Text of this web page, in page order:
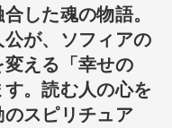
した魂の物語。
が、ソフィアの
える「幸せの
。読む人の心を
スピリチュア